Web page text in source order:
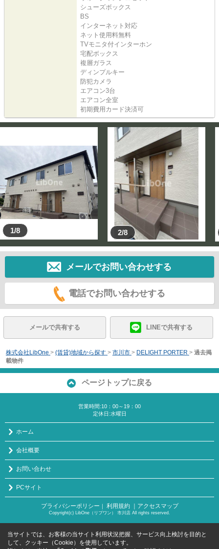
シューズボックス
BS
インターネット対応
ネット使用料無料
TVモニタ付インターホン
宅配ボックス
複層ガラス
ディンプルキー
防犯カメラ
エアコン3台
エアコン全室
初期費用カード決済可
1/8 2/8
メールでお問い合わせする
電話でお問い合わせする
メールで共有する LINEで共有する
株式会社LibOne > (賃貸)地域から探す > 市川市 > DELIGHT PORTER > 過去掲
載物件
ページトップに戻る
営業時間:10：00～19：00
定休日:水曜日
ホーム
会社概要
お問い合わせ
PCサイト
プライバシーポリシー ｜ 利用規約 ｜アクセスマップ
Copyright(c) LibOne（リブワン） 市川店 All rights reserved.
当サイトでは、お客様の当サイト利用状況把握、サービス向上検討を目的と
して、クッキー（Cookie）を使用しています。